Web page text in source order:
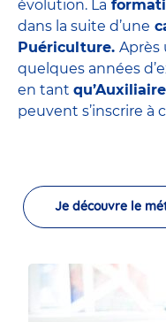
évolution. La
dans la suite d’une
Puériculture. Après
quelques années
en tant
peuvent s’inscrire à
Je découvre le